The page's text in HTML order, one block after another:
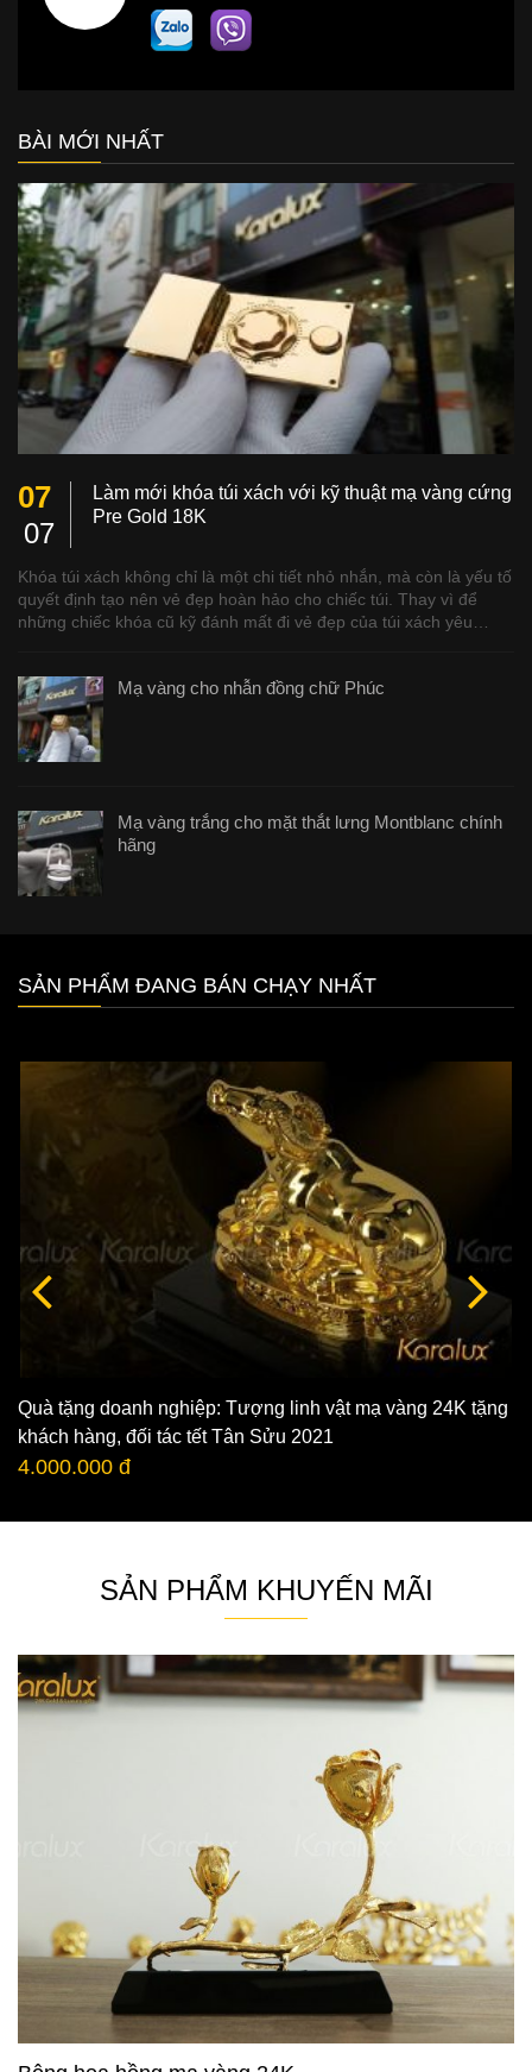
BÀI MỚI NHẤT
07
07
Làm mới khóa túi xách với kỹ thuật mạ vàng cứng
Pre Gold 18K
Khóa túi xách không chỉ là một chi tiết nhỏ nhắn, mà còn là yếu tố
quyết định tạo nên vẻ đẹp hoàn hảo cho chiếc túi. Thay vì để
những chiếc khóa cũ kỹ đánh mất đi vẻ đẹp của túi xách yêu…
Mạ vàng cho nhẫn đồng chữ Phúc
Mạ vàng trắng cho mặt thắt lưng Montblanc chính
hãng
SẢN PHẨM ĐANG BÁN CHẠY NHẤT
Quà tặng doanh nghiệp: Tượng linh vật mạ vàng 24K tặng
khách hàng, đối tác tết Tân Sửu 2021
4.000.000 đ
SẢN PHẨM KHUYẾN MÃI